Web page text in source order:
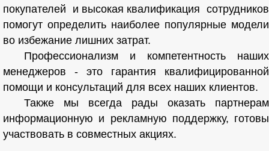
покупателей и высокая квалификация сотрудников
помогут определить наиболее популярные модели
во избежание лишних затрат.
Профессионализм и компетентность наших
менеджеров - это гарантия квалифицированной
помощи и консультаций для всех наших клиентов.
Также мы всегда рады оказать партнерам
информационную и рекламную поддержку, готовы
участвовать в совместных акциях.